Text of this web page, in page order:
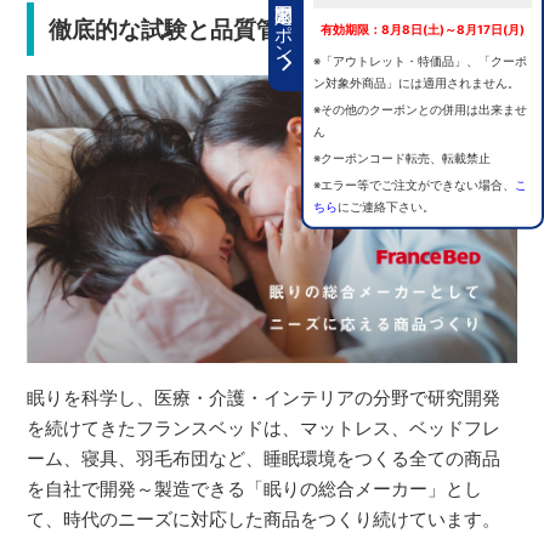
期間限定クーポン 有効期限：8月8日(土)～8月17日(月)
※「アウトレット・特価品」、「クーポ
ン対象外商品」には適用されません。
※その他のクーポンとの併用は出来ませ
ん
※クーポンコード転売、転載禁止
※エラー等でご注文ができない場合、
こ
ちらにご連絡下さい。
徹底的な試験と品質管理で安心の選択
眠りを科学し、医療・介護・インテリアの分野で研究開発
を続けてきたフランスベッドは、マットレス、ベッドフレ
ーム、寝具、羽毛布団など、睡眠環境をつくる全ての商品
を自社で開発～製造できる「眠りの総合メーカー」とし
て、時代のニーズに対応した商品をつくり続けています。